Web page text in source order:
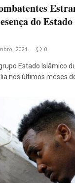
do
2024 0
grupo Estado Islâmico
nos últimos meses